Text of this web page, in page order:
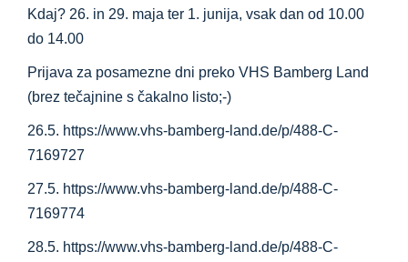
Kulinarična dediščina
Enostaven jezik
Slovenščina
Kdaj? 26. in 29. maja ter 1. junija, vsak dan od 10.00
do 14.00
Prijava za posamezne dni preko VHS Bamberg Land
(brez tečajnine s čakalno listo;-)
26.5. https://www.vhs-bamberg-land.de/p/488-C-
7169727
27.5. https://www.vhs-bamberg-land.de/p/488-C-
7169774
28.5. https://www.vhs-bamberg-land.de/p/488-C-